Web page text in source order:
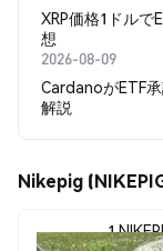
XRP価格1ドルで
想
2026-08-09
CardanoがETF
解説
Nikepig
1